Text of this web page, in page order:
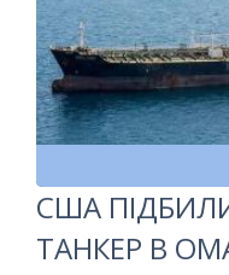
США
ТАНКЕР В